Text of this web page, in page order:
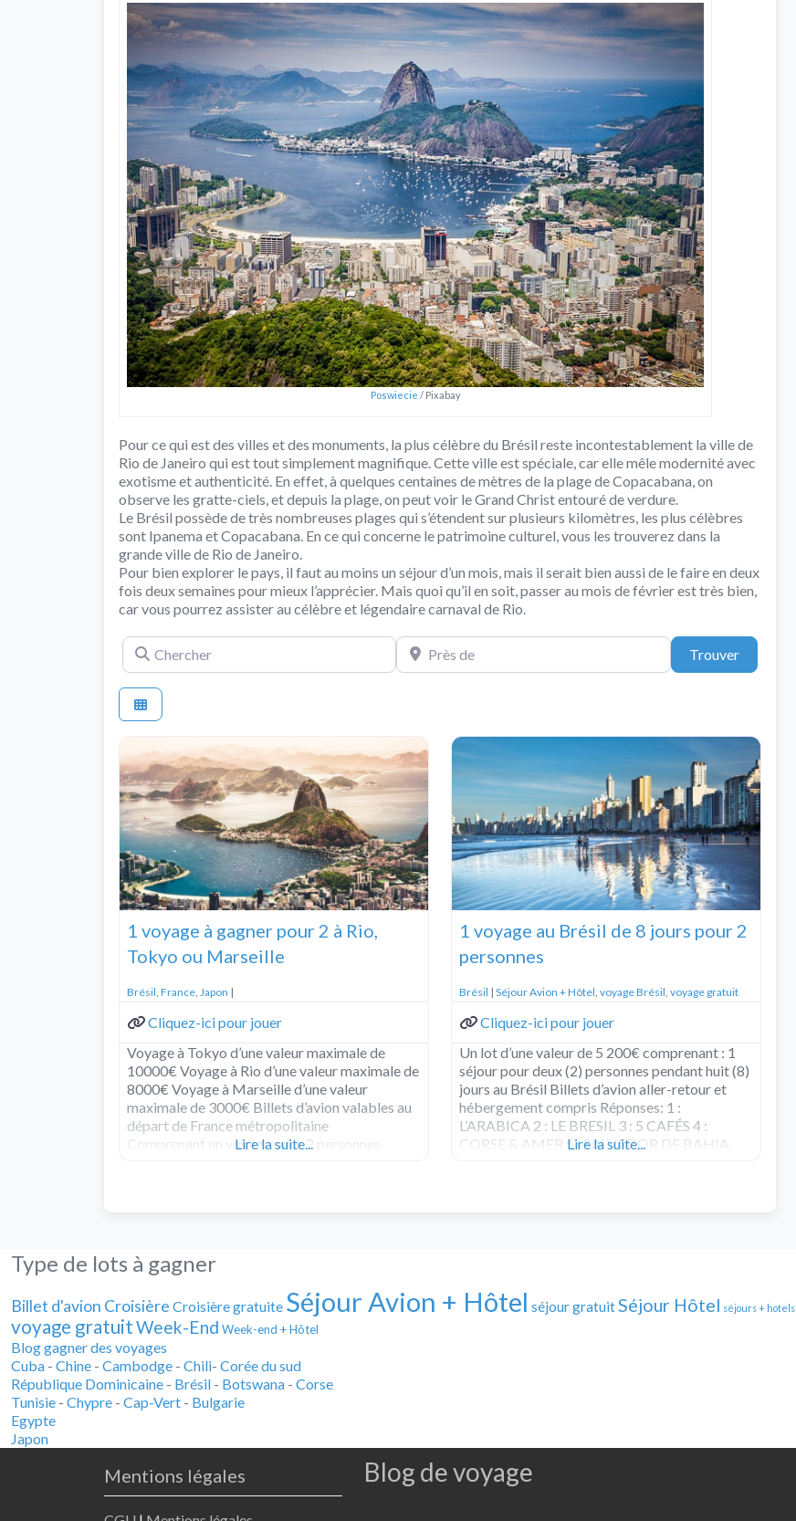
Poswiecie / Pixabay
Pour ce qui est des villes et des monuments, la plus célèbre du Brésil reste incontestablement la ville de
Rio de Janeiro qui est tout simplement magnifique. Cette ville est spéciale, car elle mêle modernité avec
exotisme et authenticité. En effet, à quelques centaines de mètres de la plage de Copacabana, on
observe les gratte-ciels, et depuis la plage, on peut voir le Grand Christ entouré de verdure.
Le Brésil possède de très nombreuses plages qui s’étendent sur plusieurs kilomètres, les plus célèbres
sont Ipanema et Copacabana. En ce qui concerne le patrimoine culturel, vous les trouverez dans la
grande ville de Rio de Janeiro.
Pour bien explorer le pays, il faut au moins un séjour d’un mois, mais il serait bien aussi de le faire en deux
fois deux semaines pour mieux l’apprécier. Mais quoi qu’il en soit, passer au mois de février est très bien,
car vous pourrez assister au célèbre et légendaire carnaval de Rio.
Chercher Près de
TrouverTrouver
1 voyage à gagner pour 2 à Rio,
Tokyo ou Marseille
Brésil, France, Japon |
Cliquez-ici pour jouer
Voyage à Tokyo d’une valeur maximale de
10000€ Voyage à Rio d’une valeur maximale de
8000€ Voyage à Marseille d’une valeur
maximale de 3000€ Billets d’avion valables au
départ de France métropolitaine
Comprenant un voyage pour 2 personnes
Lire la suite...
1 voyage au Brésil de 8 jours pour 2
personnes
Brésil | Séjour Avion + Hôtel, voyage Brésil, voyage gratuit
Cliquez-ici pour jouer
Un lot d’une valeur de 5 200€ comprenant : 1
séjour pour deux (2) personnes pendant huit (8)
jours au Brésil Billets d’avion aller-retour et
hébergement compris Réponses: 1 :
L’ARABICA 2 : LE BRESIL 3 : 5 CAFÉS 4 :
CORSE & AMER 5 : SALVADOR DE BAHIA,
Lire la suite...
Type de lots à gagner
Billet d'avion Croisière Croisière gratuite Séjour Avion + Hôtel séjour gratuitSéjour Hôtel séjours + hotels
voyage gratuitWeek-End Week-end + Hôtel
Blog gagner des voyages
Cuba - Chine - Cambodge - Chili- Corée du sud
République Dominicaine - Brésil - Botswana - Corse
Tunisie - Chypre - Cap-Vert - Bulgarie
Egypte
Japon
Mentions légales Blog de voyage